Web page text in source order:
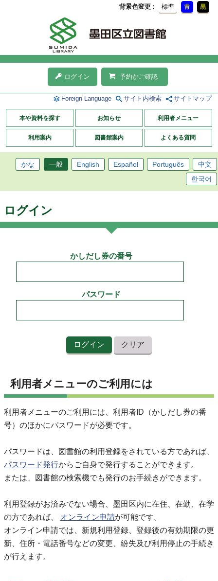
背景色変更 標準 青 黒
ログイン 予約かご確認
Foreign Language サイト内検索 サイトマップ
本や資料を探す お知らせ 利用者メニュー
利用案内 図書館案内 よくある質問
かな 一般 English Español Português
中文
한국어
ログイン
かしだし券の番号
パスワード
利用者メニューのご利用には
利用者メニューのご利用には、利用者ID（かしだし券の番
号）のほかにパスワードが必要です。
パスワードは、図書館の利用登録をされている方であれば、
パスワード発行からご自身で発行することができます。
または、図書館の検索機でも発行のお手続きができます。
利用登録がお済みでない場合、墨田区内に在住、在勤、在学
の方であれば、 オンライン申請が可能です。
オンライン申請では、新規利用登録、登録後の有効期限の更
新、住所・電話番号などの変更、紛失及び利用停止の手続き
が行えます。